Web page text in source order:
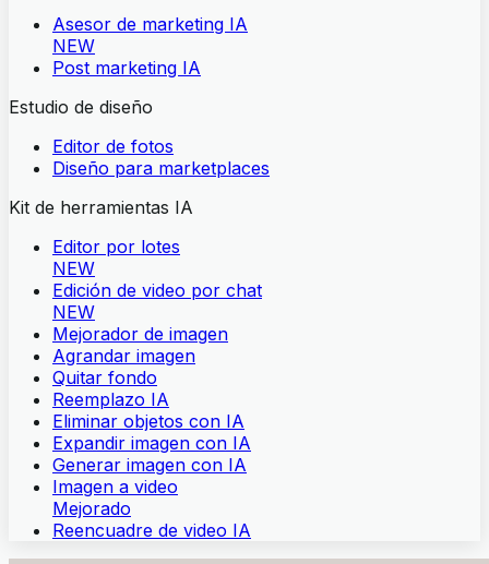
Asesor de marketing IA
NEW
Post marketing IA
Estudio de diseño
Editor de fotos
Diseño para marketplaces
Kit de herramientas IA
Editor por lotes
NEW
Edición de video por chat
NEW
Mejorador de imagen
Agrandar imagen
Quitar fondo
Reemplazo IA
Eliminar objetos con IA
Expandir imagen con IA
Generar imagen con IA
Imagen a video
Mejorado
Reencuadre de video IA